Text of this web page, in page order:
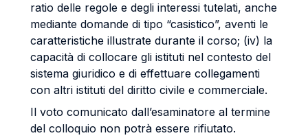
ratio delle regole e degli interessi tutelati, anche
mediante domande di tipo “casistico”, aventi le
caratteristiche illustrate durante il corso; (iv) la
capacità di collocare gli istituti nel contesto del
sistema giuridico e di effettuare collegamenti
con altri istituti del diritto civile e commerciale.
Il voto comunicato dall’esaminatore al termine
del colloquio non potrà essere rifiutato.